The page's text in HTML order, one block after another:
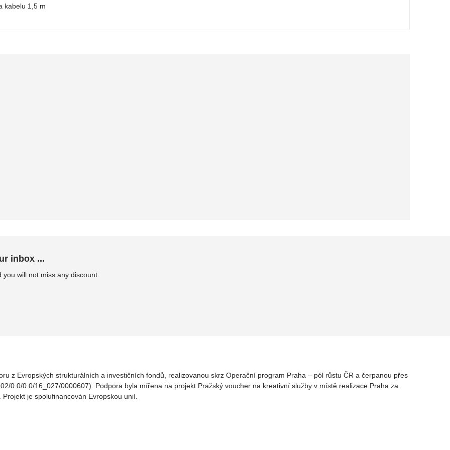
kabelu 1,5 m
inbox ...
will not miss any discount.
z Evropských strukturálních a investičních fondů, realizovanou skrz Operační program Praha – pól růstu ČR a čerpanou přes
0.0/0.0/16_027/0000607). Podpora byla mířena na projekt Pražský voucher na kreativní služby v místě realizace Praha za
je spolufinancován Evropskou unií.